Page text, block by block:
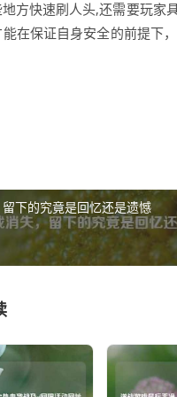
方快速刷人头,还需要玩家
在保证自身安全的前提下
下的究竟是回忆还是遗憾